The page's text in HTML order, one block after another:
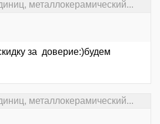
металлокерамический...
за доверие:)будем
металлокерамический...